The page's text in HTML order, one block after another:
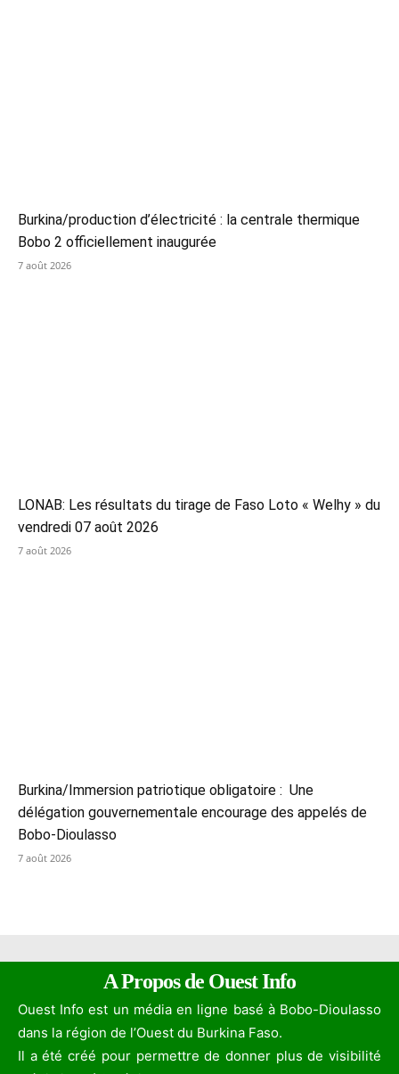
Burkina/production d’électricité : la centrale thermique
Bobo 2 officiellement inaugurée
7 août 2026
LONAB: Les résultats du tirage de Faso Loto « Welhy » du
vendredi 07 août 2026
7 août 2026
Burkina/Immersion patriotique obligatoire : Une
délégation gouvernementale encourage des appelés de
Bobo-Dioulasso
7 août 2026
A Propos de Ouest Info
Ouest Info est un média en ligne basé à Bobo-Dioulasso
dans la région de l’Ouest du Burkina Faso.
Il a été créé pour permettre de donner plus de visibilité